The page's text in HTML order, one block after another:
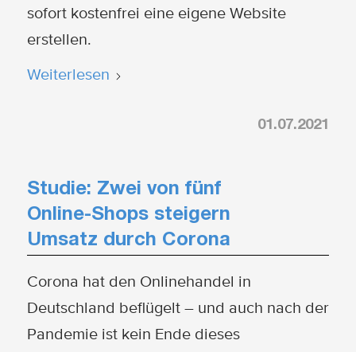
sofort kostenfrei eine eigene Website
erstellen.
Weiterlesen
01.07.2021
Studie: Zwei von fünf
Online-Shops steigern
Umsatz durch Corona
Corona hat den Onlinehandel in
Deutschland beflügelt – und auch nach der
Pandemie ist kein Ende dieses